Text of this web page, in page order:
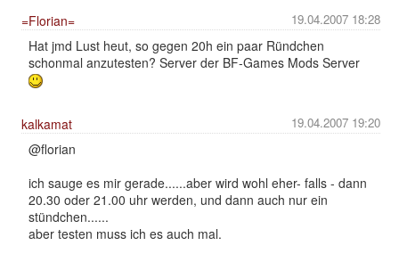
19.04.2007 18:28
=Florian=
Hat jmd Lust heut, so gegen 20h ein paar Ründchen
schonmal anzutesten? Server der BF-Games Mods Server
19.04.2007 19:20
kalkamat
@florian
ich sauge es mir gerade......aber wird wohl eher- falls - dann
20.30 oder 21.00 uhr werden, und dann auch nur ein
stündchen......
aber testen muss ich es auch mal.